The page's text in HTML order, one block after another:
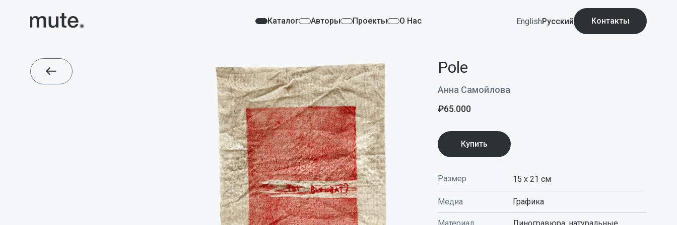
Каталог Авторы Проекты О Нас EnglishРусский Контакты
Pole
Анна Самойлова
₽65.000
Купить
Размер 15 x 21 см
Медиа Графика